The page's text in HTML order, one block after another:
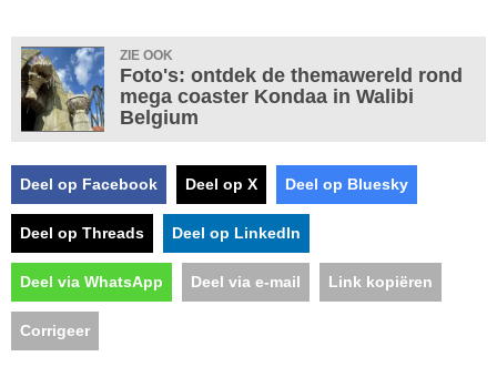
ZIE OOK
Foto's: ontdek de themawereld rond
mega coaster Kondaa in Walibi
Belgium
Deel op Facebook Deel op X Deel op Bluesky
Deel op Threads Deel op LinkedIn
Deel via WhatsApp Deel via e-mail Link kopiëren
Corrigeer